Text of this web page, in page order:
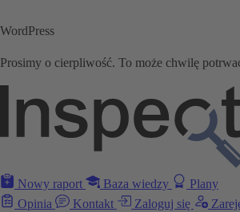
WordPress
Prosimy o cierpliwość. To może chwilę
Nowy raport Baza wiedzy
Plany
Opinia
Kontakt Zaloguj się